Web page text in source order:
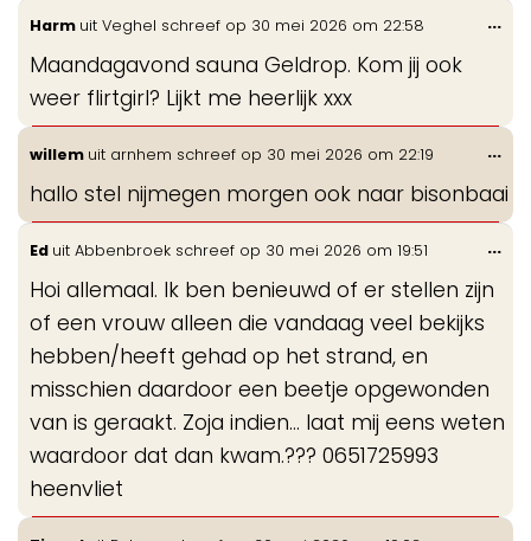
Harm uit Veghel schreef op 30 mei 2026 om 22:58
Maandagavond sauna Geldrop. Kom jij ook
weer flirtgirl? Lijkt me heerlijk xxx
...
willem uit arnhem schreef op 30 mei 2026 om 22:19
hallo stel nijmegen morgen ook naar bisonbaai
...
Ed uit Abbenbroek schreef op 30 mei 2026 om 19:51
Hoi allemaal. Ik ben benieuwd of er stellen zijn
of een vrouw alleen die vandaag veel bekijks
hebben/heeft gehad op het strand, en
misschien daardoor een beetje opgewonden
van is geraakt. Zoja indien... laat mij eens weten
waardoor dat dan kwam.??? 0651725993
heenvliet
...